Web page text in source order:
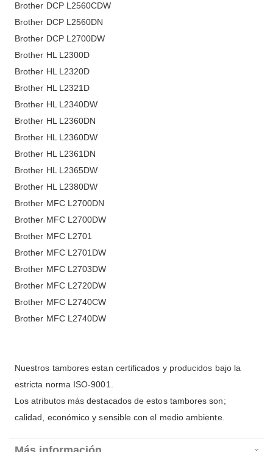
Brother DCP L2560CDW
Brother DCP L2560DN
Brother DCP L2700DW
Brother HL L2300D
Brother HL L2320D
Brother HL L2321D
Brother HL L2340DW
Brother HL L2360DN
Brother HL L2360DW
Brother HL L2361DN
Brother HL L2365DW
Brother HL L2380DW
Brother MFC L2700DN
Brother MFC L2700DW
Brother MFC L2701
Brother MFC L2701DW
Brother MFC L2703DW
Brother MFC L2720DW
Brother MFC L2740CW
Brother MFC L2740DW
Nuestros tambores estan certificados y producidos bajo la
estricta norma ISO-9001.
Los atributos más destacados de estos tambores son;
calidad, económico y sensible con el medio ambiente.